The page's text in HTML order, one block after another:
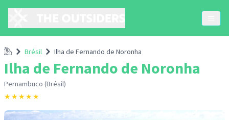
Accueil
Brésil Ilha de Fernando de Noronha
Ilha de Fernando de Noronha
Pernambuco (Brésil)
★★★★★